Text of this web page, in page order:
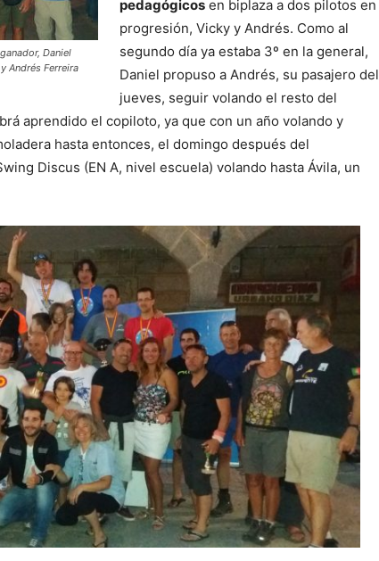
Daniel
Andrés Ferreira
pedagógicos en biplaza a dos pilotos en
progresión, Vicky y Andrés. Como al
segundo día ya estaba 3º en la general,
Daniel propuso a Andrés, su pasajero del
jueves, seguir volando el resto del
aprendido el copiloto, ya que con un año volando y
hasta entonces, el domingo después del
Discus (EN A, nivel escuela) volando hasta Ávila, un